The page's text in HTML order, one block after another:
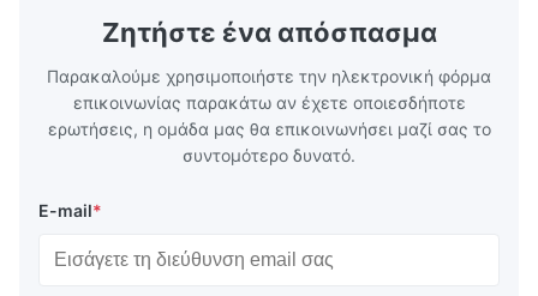
Ζητήστε ένα απόσπασμα
Παρακαλούμε χρησιμοποιήστε την ηλεκτρονική φόρμα
επικοινωνίας παρακάτω αν έχετε οποιεσδήποτε
ερωτήσεις, η ομάδα μας θα επικοινωνήσει μαζί σας το
συντομότερο δυνατό.
E-mail*